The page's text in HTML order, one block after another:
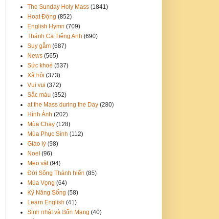
The Sunday Holy Mass (1841)
Hoạt Động (852)
English Hymn (709)
Thánh Ca Tiếng Anh (690)
Suy gẫm (687)
News (565)
Sức khoẻ (537)
Xã hội (373)
Vui vui (372)
Sắc màu (352)
at the Mass during the Day (280)
Hình Ảnh (202)
Mùa Chay (128)
Mùa Phục Sinh (112)
Giáo lý (98)
Noel (96)
Mẹo vặt (94)
Đời Sống Thánh hiến (85)
Mùa Vọng (64)
Kỹ Năng Sống (58)
Learn English (41)
Sinh nhật và Bổn Mạng (40)